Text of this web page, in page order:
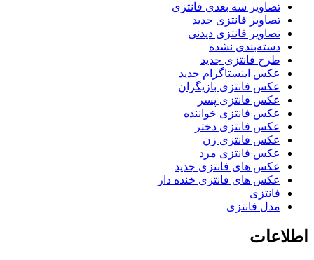
تصاویر سه بعدی فانتزی
تصاویر فانتزی جدید
تصاویر فانتزی دیدنی
دسته‌بندی نشده
طرح فانتزی جدید
عکس اینستاگرام جدید
عکس فانتزی بازیگران
عکس فانتزی پسر
عکس فانتزی خواننده
عکس فانتزی دختر
عکس فانتزی زن
عکس فانتزی مرد
عکس های فانتزی جدید
عکس های فانتزی خنده دار
فانتزی
مدل فانتزی
اطلاعات